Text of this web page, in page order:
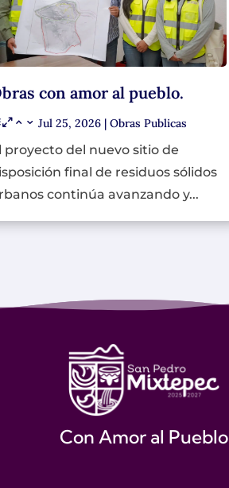
con amor al pueblo.
Jul 25, 2026| Obras Publicas
proyecto del nuevo sitio de
final de residuos sólidos
continúa avanzando y...
Con Amor al Pueblo